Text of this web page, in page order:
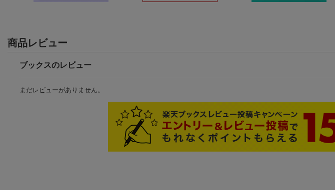
商品レビュー
ブックスのレビュー
まだレビューがありません。